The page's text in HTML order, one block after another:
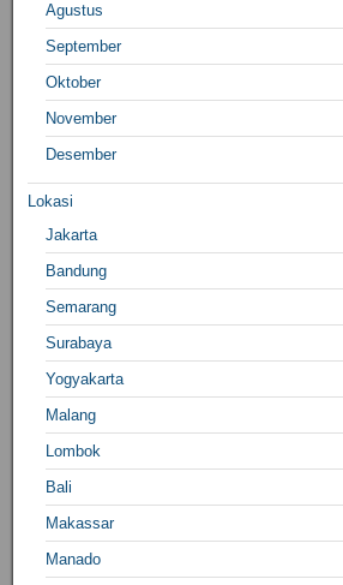
Agustus
September
Oktober
November
Desember
Lokasi
Jakarta
Bandung
Semarang
Surabaya
Yogyakarta
Malang
Lombok
Bali
Makassar
Manado